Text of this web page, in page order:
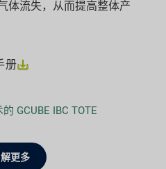
体流失，从而提高整体产
册
GCUBE IBC TOTE
更多